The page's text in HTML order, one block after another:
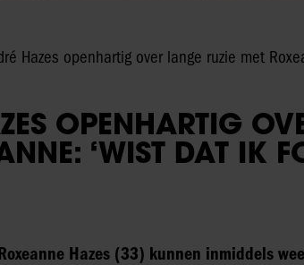
Hazes openhartig over lange ruzie met
OPENHARTIG
‘WIST DAT IK
Hazes (33) kunnen inmiddels